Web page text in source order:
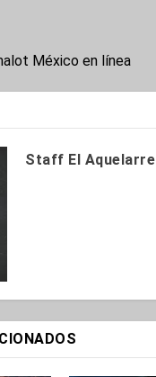
México en línea
Staff El Aquelarre